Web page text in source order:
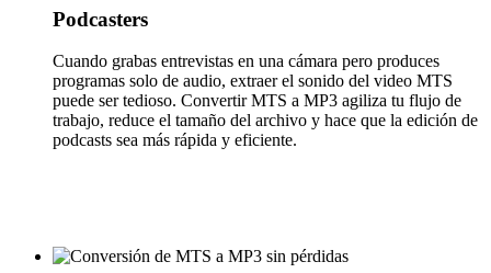
Podcasters
Cuando grabas entrevistas en una cámara pero produces
programas solo de audio, extraer el sonido del video MTS
puede ser tedioso. Convertir MTS a MP3 agiliza tu flujo de
trabajo, reduce el tamaño del archivo y hace que la edición de
podcasts sea más rápida y eficiente.